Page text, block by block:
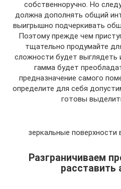
собственноручно. Но
должна дополнять общий
выигрышно подчеркивать
Поэтому прежде чем
тщательно продумайте
сложности будет выглядеть
гамма будет
предназначение самого
определите для себя
готовы
зеркальные поверхности
Разграничиваем
расставить